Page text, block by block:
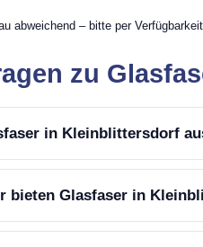
abweichend – bitte per
zu
in Kleinblittersdorf
bieten Glasfaser in